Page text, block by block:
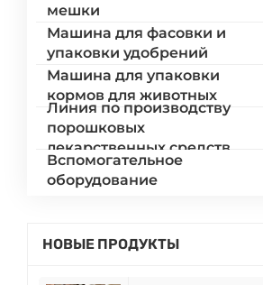
мешки
Машина для фасовки и
упаковки удобрений
Машина для упаковки
кормов для животных
Линия по производству
порошковых
лекарственных средств
Вспомогательное
оборудование
НОВЫЕ ПРОДУКТЫ